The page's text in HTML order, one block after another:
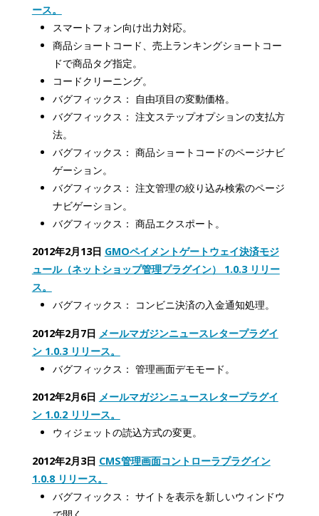
ース。
スマートフォン向け出力対応。
商品ショートコード、売上ランキングショートコー
ドで商品タグ指定。
コードクリーニング。
バグフィックス： 自由項目の変動価格。
バグフィックス： 注文ステップオプションの支払方
法。
バグフィックス： 商品ショートコードのページナビ
ゲーション。
バグフィックス： 注文管理の絞り込み検索のページ
ナビゲーション。
バグフィックス： 商品エクスポート。
2012年2月13日 GMOペイメントゲートウェイ決済モジ
ュール（ネットショップ管理プラグイン） 1.0.3 リリー
ス。
バグフィックス： コンビニ決済の入金通知処理。
2012年2月7日 メールマガジンニュースレタープラグイ
ン 1.0.3 リリース。
バグフィックス： 管理画面デモモード。
2012年2月6日 メールマガジンニュースレタープラグイ
ン 1.0.2 リリース。
ウィジェットの読込方式の変更。
2012年2月3日 CMS管理画面コントローラプラグイン
1.0.8 リリース。
バグフィックス： サイトを表示を新しいウィンドウ